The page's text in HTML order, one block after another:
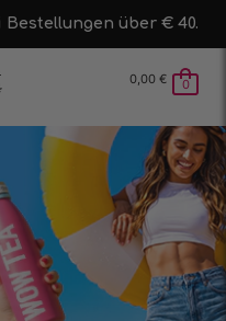
Bestellungen über € 40.
0,00 € 0